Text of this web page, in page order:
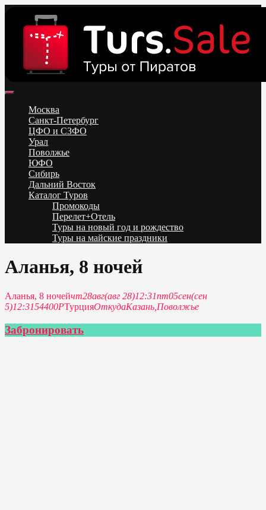
content
Низкие цены на путевки 3-7-10 ночей все включено, отдых на
море. Распродажа экскурсионных и горнолыжных туров.
Обновление каждый день. Официальный сайт Тур Сейл
Москва
Санкт-Петербург
ЦФО и СЗФО
Урал
Поволжье
ЮФО
Сибирь
Дальний Восток
Каталог Туров
Промокоды
Перелет+Отель
Туры на новый год и рождество
Туры на майские праздники
Аланья, 8 ночей
Аланья, 8 ночейчт28авг(авг 28)12:31пт05сен(сен
5)12:3154400PТурцияОткудаКазань, Поволжье
Забронировать